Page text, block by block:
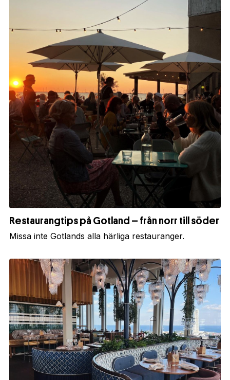
Restaurangtips på Gotland – från norr till söder
Missa inte Gotlands alla härliga restauranger.